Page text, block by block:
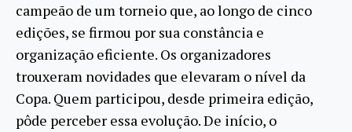
campeão de um torneio que, ao longo de cinco
edições, se firmou por sua constância e
organização eficiente. Os organizadores
trouxeram novidades que elevaram o nível da
Copa. Quem participou, desde primeira edição,
pôde perceber essa evolução. De início, o